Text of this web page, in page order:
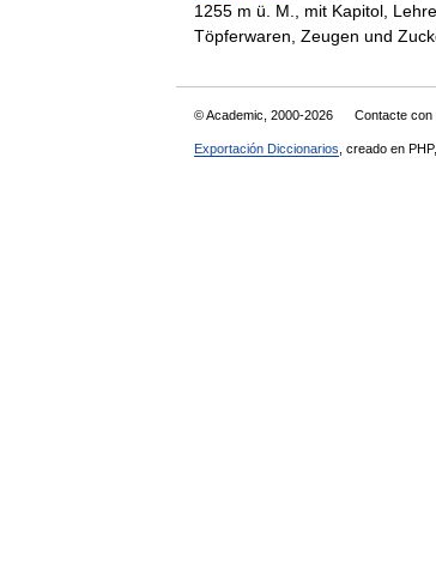
1255 m ü. M., mit Kapitol,
Töpferwaren, Zeugen und
© Academic, 2000-2026 Contacte con
Exportación Diccionarios , creado en PHP,